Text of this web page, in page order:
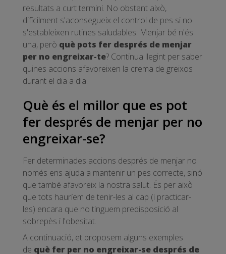
resultats a curt termini. No obstant això,
difícilment s'aconsegueix el control de pes si no
s'estableixen rutines saludables. Menjar bé n'és
una, però què pots fer després de menjar
per no engreixar-te? Continua llegint per saber
quines accions afavoreixen la crema de greixos
durant el dia a dia.
Què és el millor que es pot
fer després de menjar per no
engreixar-se?
Fer determinades accions després de menjar no
només ens ajuda a mantenir un pes correcte, sinó
que també afavoreix la nostra salut. És per això
que tots hauríem de tenir-les al cap (i practicar-
les) encara que no tinguem predisposició al
sobrepès i l'obesitat.
A continuació, et proposem alguns exemples
de què fer per no engreixar-se després de